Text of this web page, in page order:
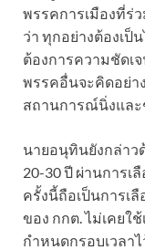
พรรคการเมืองที่ร่
ว่า ทุกอย่างต้องเ
ต้องการความชัดเ
พรรคอื่นจะคิดอย่า
สถานการณ์นิ่งและ
นายอนุทินยังกล่าว
20-30 ปี ผ่านการเ
ครั้งนี้ถือเป็นการเ
ของ กกต. ไม่เคยใ
กำหนดกรอบเวลาไ